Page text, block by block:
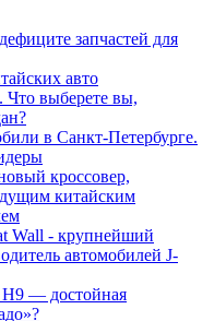
запчастей для
авто
выберете вы,
в Санкт-Петербурге.
кроссовер,
китайским
Wall - крупнейший
автомобилей J-
— достойная